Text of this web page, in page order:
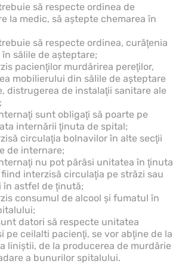
să respecte ordinea de
la medic, să aştepte chemarea în
să respecte ordinea, curăţenia
sălile de aşteptare;
pacienţilor murdărirea pereţilor,
mobilierului din sălile de aşteptare
distrugerea de instalaţii sanitare ale
sunt obligaţi să poarte pe
internării ţinuta de spital;
circulaţia bolnavilor în alte secţii
de internare;
nu pot părăsi unitatea în ţinuta
interzisă circulaţia pe străzi sau
în astfel de ţinută;
consumul de alcool şi fumatul în
datori să respecte unitatea
pe ceilalti pacienţi, se vor abţine de la
liniştii, de la producerea de murdărie
a bunurilor spitalului.